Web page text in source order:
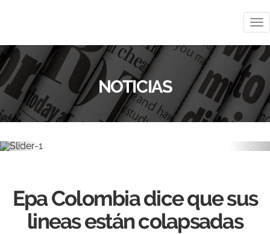
NOTICIAS
Previous
Epa Colombia dice que sus
lineas están colapsadas